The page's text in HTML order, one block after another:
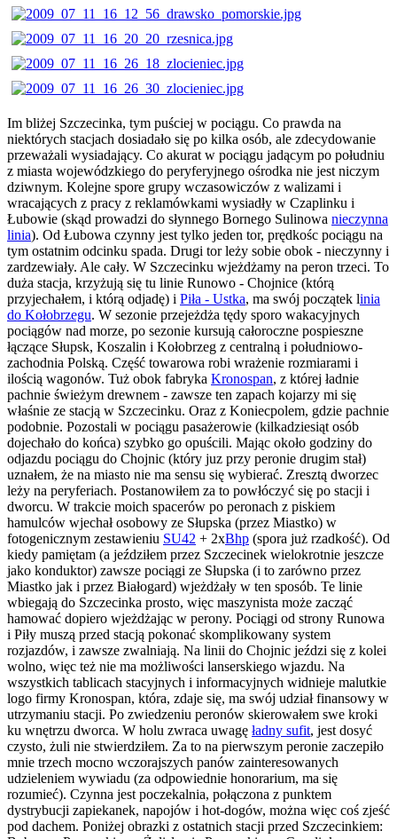
Im bliżej Szczecinka, tym puściej w pociągu. Co prawda na
niektórych stacjach dosiadało się po kilka osób, ale zdecydowanie
przeważali wysiadający. Co akurat w pociągu jadącym po południu
z miasta wojewódzkiego do peryferyjnego ośrodka nie jest niczym
dziwnym. Kolejne spore grupy wczasowiczów z walizami i
wracających z pracy z reklamówkami wysiadły w Czaplinku i
Łubowie (skąd prowadzi do słynnego Bornego Sulinowa nieczynna
linia). Od Łubowa czynny jest tylko jeden tor, prędkośc pociągu na
tym ostatnim odcinku spada. Drugi tor leży sobie obok - nieczynny i
zardzewiały. Ale cały. W Szczecinku wjeżdżamy na peron trzeci. To
duża stacja, krzyżują się tu linie Runowo - Chojnice (którą
przyjechałem, i którą odjadę) i Piła - Ustka, ma swój początek linia
do Kołobrzegu. W sezonie przejeżdża tędy sporo wakacyjnych
pociągów nad morze, po sezonie kursują całoroczne pospieszne
łączące Słupsk, Koszalin i Kołobrzeg z centralną i południowo-
zachodnia Polską. Część towarowa robi wrażenie rozmiarami i
ilością wagonów. Tuż obok fabryka Kronospan, z której ładnie
pachnie świeżym drewnem - zawsze ten zapach kojarzy mi się
właśnie ze stacją w Szczecinku. Oraz z Koniecpolem, gdzie pachnie
podobnie. Pozostali w pociągu pasażerowie (kilkadziesiąt osób
dojechało do końca) szybko go opuścili. Mając około godziny do
odjazdu pociągu do Chojnic (który juz przy peronie drugim stał)
uznałem, że na miasto nie ma sensu się wybierać. Zresztą dworzec
leży na peryferiach. Postanowiłem za to powłóczyć się po stacji i
dworcu. W trakcie moich spacerów po peronach z piskiem
hamulców wjechał osobowy ze Słupska (przez Miastko) w
fotogenicznym zestawieniu SU42 + 2xBhp (spora już rzadkość). Od
kiedy pamiętam (a jeździłem przez Szczecinek wielokrotnie jeszcze
jako konduktor) zawsze pociągi ze Słupska (i to zarówno przez
Miastko jak i przez Białogard) wjeżdżały w ten sposób. Te linie
wbiegają do Szczecinka prosto, więc maszynista może zacząć
hamować dopiero wjeżdżając w perony. Pociągi od strony Runowa
i Piły muszą przed stacją pokonać skomplikowany system
rozjazdów, i zawsze zwalniają. Na linii do Chojnic jeździ się z kolei
wolno, więc też nie ma możliwości lanserskiego wjazdu. Na
wszystkich tablicach stacyjnych i informacyjnych widnieje malutkie
logo firmy Kronospan, która, zdaje się, ma swój udział finansowy w
utrzymaniu stacji. Po zwiedzeniu peronów skierowałem swe kroki
ku wnętrzu dworca. W holu zwraca uwagę ładny sufit, jest dosyć
czysto, żuli nie stwierdziłem. Za to na pierwszym peronie zaczepiło
mnie trzech mocno wczorajszych panów zainteresowanych
udzieleniem wywiadu (za odpowiednie honorarium, ma się
rozumieć). Czynna jest poczekalnia, połączona z punktem
dystrybucji zapiekanek, napojów i hot-dogów, można więc coś zjeść
pod dachem. Poniżej obrazki z ostatnich stacji przed Szczecinkiem: